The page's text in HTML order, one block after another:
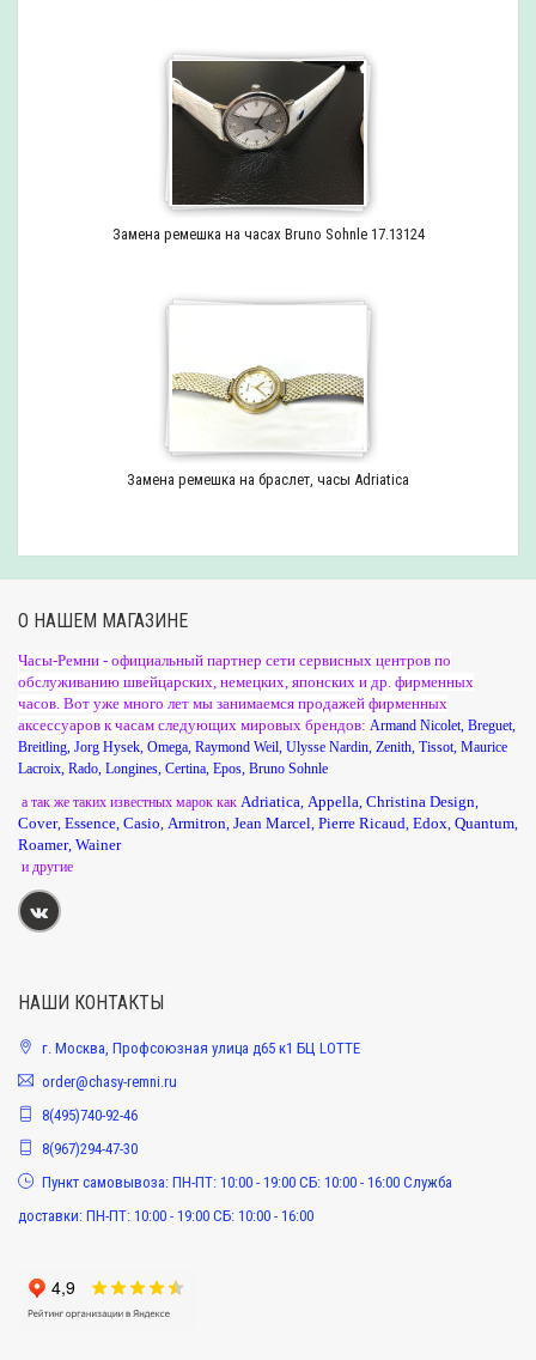
Замена ремешка на часах Bruno Sohnle 17.13124
Замена ремешка на браслет, часы Adriatica
О НАШЕМ МАГАЗИНЕ
Часы-Ремни - официальный партнер сети сервисных центров по
обслуживанию швейцарских, немецких, японских и др. фирменных
часов. Вот уже много лет мы занимаемся продажей фирменных
аксессуаров к часам следующих мировых брендов: Armand Nicolet Breguet
Breitling Jorg Hysek Omega Raymond Weil Ulysse Nardin Zenith Tissot Maurice
Lacroix Rado Longines Certina Epos Bruno Sohnle
а так же таких известных марок как Adriatica Appella Christina Design
Cover, Essence Casio Armitron Jean Marcel Pierre Ricaud Edox Quantum
Roamer, Wainer
и другие
НАШИ КОНТАКТЫ
г. Москва, Профсоюзная улица д65 к1 БЦ LOTTE
order@chasy-remni.ru
8(495)740-92-46
8(967)294-47-30
Пункт самовывоза: ПН-ПТ: 10:00 - 19:00 СБ: 10:00 - 16:00 Служба
доставки: ПН-ПТ: 10:00 - 19:00 СБ: 10:00 - 16:00